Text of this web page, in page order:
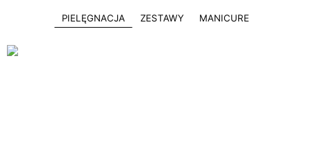
PIELĘGNACJA ZESTAWY MANICURE